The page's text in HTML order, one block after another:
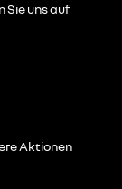
Sie uns auf
Aktionen